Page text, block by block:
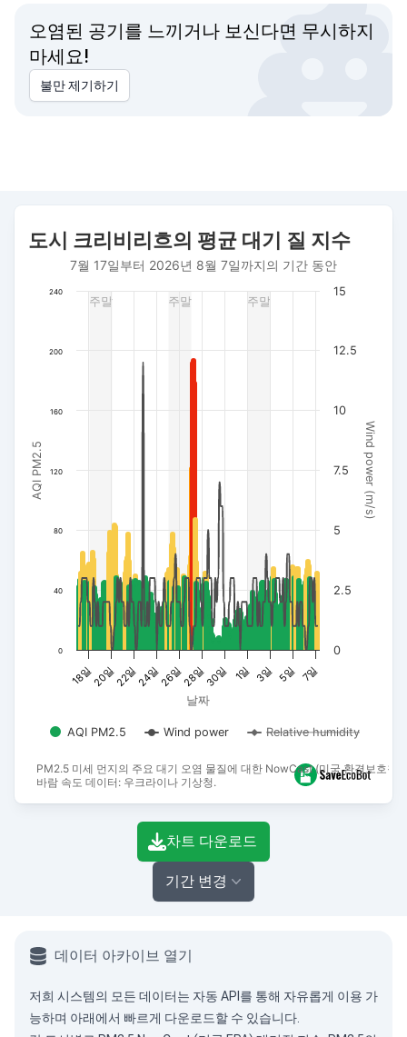
오염된 공기를 느끼거나 보신다면 무시하지
마세요!
불만 제기하기
Combination chart with 3 data series.
7월 17일부터 2026년 8월 7일까지의 기간 동안
The chart has 1 X axis displaying 날짜. Data ranges from
The chart has 3 Y axes displaying AQI PM2.5, Wind power
PM2.5 미세 먼지의 주요 대기 오염 물질에 대한 NowCast (미국 환경보호청
바람 속도 데이터: 우크라이나 기상청.
주말
주말
주말
날짜
AQI PM2.5 Wind power (m/s)
도시 크리비리흐의 평균 대기 질 지수
7월 17일부터 2026년 8월 7일까지의 기간 동안
AQI PM2.5 Wind power Relative humidity
18일20일22일24일26일28일30일 1일 3일 5일 7일
0
40
80
120
160
200
240
0
2.5
5
7.5
10
12.5
15
End of interactive chart.
차트 다운로드
기간 변경
데이터 아카이브 열기
저희 시스템의 모든 데이터는 자동 API 를 통해 자유롭게 이용 가
능하며 아래에서 빠르게 다운로드할 수 있습니다.